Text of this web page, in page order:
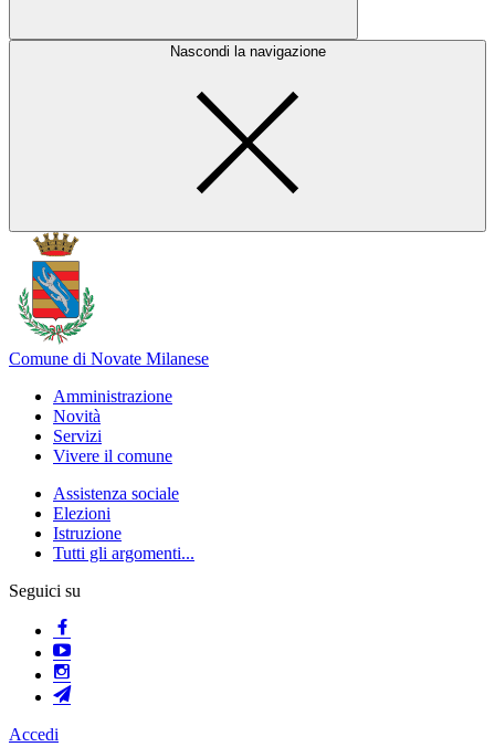
Nascondi la navigazione
Comune di Novate Milanese
Amministrazione
Novità
Servizi
Vivere il comune
Assistenza sociale
Elezioni
Istruzione
Tutti gli argomenti...
Seguici su
Accedi